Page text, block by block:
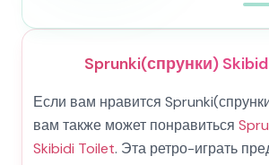
Sprunki(спрунки)
Если вам нравится
вам также может понравиться
Skibidi Toilet. Эта ретро-играть